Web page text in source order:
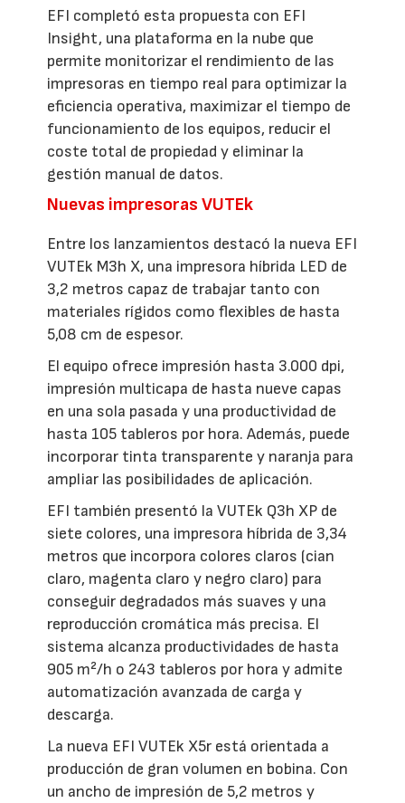
EFI completó esta propuesta con EFI
Insight, una plataforma en la nube que
permite monitorizar el rendimiento de las
impresoras en tiempo real para optimizar la
eficiencia operativa, maximizar el tiempo de
funcionamiento de los equipos, reducir el
coste total de propiedad y eliminar la
gestión manual de datos.
Nuevas impresoras VUTEk
Entre los lanzamientos destacó la nueva EFI
VUTEk M3h X, una impresora híbrida LED de
3,2 metros capaz de trabajar tanto con
materiales rígidos como flexibles de hasta
5,08 cm de espesor.
El equipo ofrece impresión hasta 3.000 dpi,
impresión multicapa de hasta nueve capas
en una sola pasada y una productividad de
hasta 105 tableros por hora. Además, puede
incorporar tinta transparente y naranja para
ampliar las posibilidades de aplicación.
EFI también presentó la VUTEk Q3h XP de
siete colores, una impresora híbrida de 3,34
metros que incorpora colores claros (cian
claro, magenta claro y negro claro) para
conseguir degradados más suaves y una
reproducción cromática más precisa. El
sistema alcanza productividades de hasta
905 m²/h o 243 tableros por hora y admite
automatización avanzada de carga y
descarga.
La nueva EFI VUTEk X5r está orientada a
producción de gran volumen en bobina. Con
un ancho de impresión de 5,2 metros y